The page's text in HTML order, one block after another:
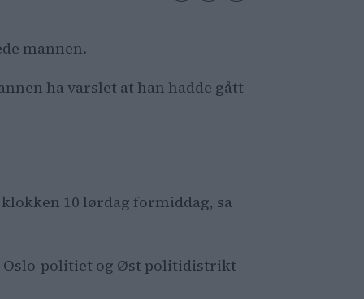
mannen.
ha varslet at han hadde gått
10 lørdag formiddag, sa
Oslo-politiet og Øst politidistrikt